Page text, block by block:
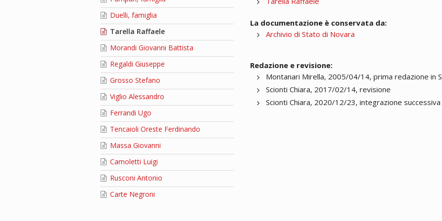
Duelli, famiglia
Tarella Raffaele
Morandi Giovanni Battista
Regaldi Giuseppe
Grosso Stefano
Viglio Alessandro
Ferrandi Ugo
Tencaioli Oreste Ferdinando
Massa Giovanni
Camoletti Luigi
Rusconi Antonio
Carte Negroni
La documentazione è conservata da:
Archivio di Stato di Novara
Redazione e revisione:
Montanari Mirella, 2005/04/14, prima redazione in
Scionti Chiara, 2017/02/14, revisione
Scionti Chiara, 2020/12/23, integrazione successiva